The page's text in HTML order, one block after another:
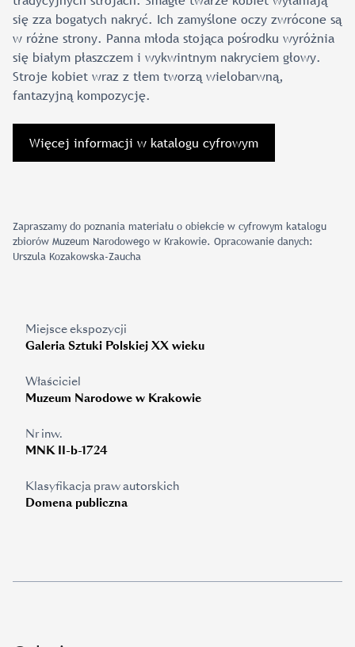
się zza bogatych nakryć. Ich zamyślone oczy zwrócone są
w różne strony. Panna młoda stojąca pośrodku wyróżnia
się białym płaszczem i wykwintnym nakryciem głowy.
Stroje kobiet wraz z tłem tworzą wielobarwną,
fantazyjną kompozycję.
Więcej informacji w katalogu cyfrowym
Zapraszamy do poznania materiału o obiekcie w cyfrowym katalogu
zbiorów Muzeum Narodowego w Krakowie. Opracowanie danych:
Urszula Kozakowska-Zaucha
Miejsce ekspozycji
Galeria Sztuki Polskiej XX wieku
Właściciel
Muzeum Narodowe w Krakowie
Nr inw.
MNK II-b-1724
Klasyfikacja praw autorskich
Domena publiczna